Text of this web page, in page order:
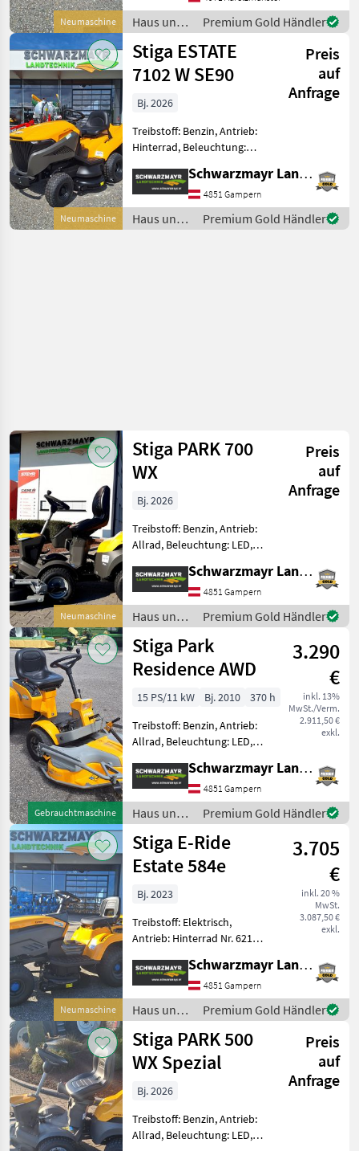
Neumaschine
Tiefenführungsrollen,
Wasserschlauchanschluß,
Betriebsstundenzähler,
Haus und
Garten /
Stiga
Premium Gold Händler
Neumaschine
Stiga ESTATE
7102 W SE90
Preis
auf
Anfrage
Bj. 2026
Treibstoff: Benzin, Antrieb:
Hinterrad, Beleuchtung:
Landmaschine:
Hydrostatgetriebe,
Tiefenführungsrollen,
Wasserschlauchanschluß,
Schwarzmayr Landtechnik GmbH - Gampern
4851 Gampern
Haus und
Garten /
Premium Gold Händler
Neumaschine
Stiga PARK 700
WX
Preis
auf
Anfrage
Bj. 2026
Treibstoff: Benzin, Antrieb:
Allrad, Beleuchtung: LED,
Hydrostatgetriebe,
Servolenkung,
Tiefenführungsrollen,
Wasserschlauchanschluß,
Knicklenkung
Schwarzmayr Landtechnik GmbH - Gampern
4851 Gampern
Haus und
Garten /
Stiga
Premium Gold Händler
Gebrauchtmaschine
Stiga Park
Residence AWD
3.290
€
inkl. 13%
MwSt./Verm.
2.911,50 €
exkl.
15 PS/11 kW Bj. 2010
370 h
Treibstoff: Benzin, Antrieb:
Allrad, Beleuchtung: LED,
Hydrostatgetriebe,
Servolenkung,
Tiefenführungsrollen,
Wasserschlauchanschluß,
Knicklenkung
Schwarzmayr Landtechnik GmbH - Gampern
4851 Gampern
Haus und
Garten /
Stiga
Premium Gold Händler
Neumaschine
Stiga E-Ride
Estate 584e
3.705
€
inkl. 20 %
MwSt.
3.087,50 €
exkl.
Bj. 2023
Treibstoff: Elektrisch,
Antrieb: Hinterrad Nr. 62123
Elektro-Motor - mit 48V -
mit 5A 40 Ah Lithium-Ionen
Akku - mit ECO Mode - mit S
Schwarzmayr Landtechnik GmbH - Gampern
4851 Gampern
Haus und
Garten /
Stiga
Premium Gold Händler
Stiga PARK 500
WX Spezial
Preis
auf
Anfrage
Bj. 2026
Treibstoff: Benzin, Antrieb:
Allrad, Beleuchtung: LED,